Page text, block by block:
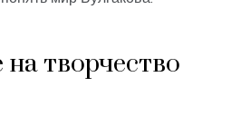
творчество